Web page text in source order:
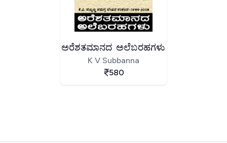
ಅರೆಶತಮಾನದ ಅಲೆಬರಹಗಳು
K V Subbanna
580